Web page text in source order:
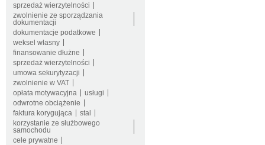
sprzedaż wierzytelności
zwolnienie ze sporządzania
dokumentacji
dokumentacje podatkowe
weksel własny
finansowanie dłużne
sprzedaż wierzytelności
umowa sekurytyzacji
zwolnienie w VAT
opłata motywacyjna
usługi
odwrotne obciążenie
faktura korygująca
stal
korzystanie ze służbowego
samochodu
cele prywatne